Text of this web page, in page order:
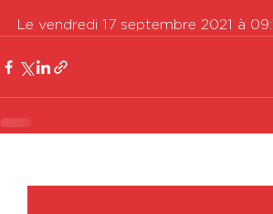
Le vendredi 17 septembre 2021 à